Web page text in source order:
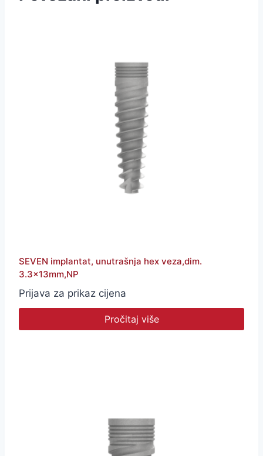
SEVEN implantat, unutrašnja hex veza,dim.
3.3x13mm,NP
Prijava za prikaz cijena
Pročitaj više